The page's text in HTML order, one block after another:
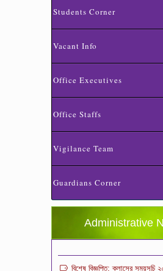
Students Corner
Vacant Info
Office Executives
Office Staffs
Vigilance Team
Guardians Corner
Administrative
২০২৬ শিক্ষাবর্ষে ভর্তি পুন:
(11/12/2025 2:38 pm)
বিস্তারিত…..
(12/11/2025 1:13